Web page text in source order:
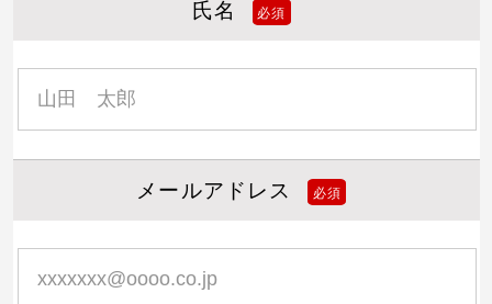
氏名
メールアドレス